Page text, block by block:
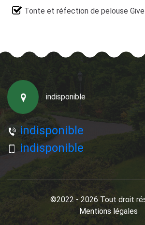
Tonte et réfection de pelouse
indisponible
indisponible
indisponible
©2022 - 2026 Tout droit
Mentions légales